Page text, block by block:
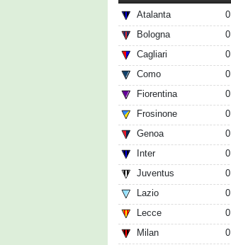
Atalanta
0
Bologna
0
Cagliari
0
Como
0
Fiorentina
0
Frosinone
0
Genoa
0
Inter
0
Juventus
0
Lazio
0
Lecce
0
Milan
0